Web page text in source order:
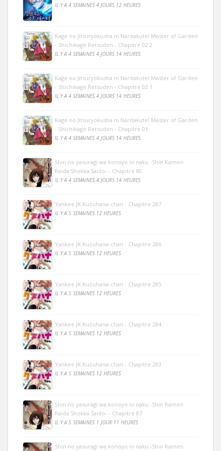
IL Y A 4 SEMAINES 4 JOURS 12 HEURES
Kage no Jitsuryokusha ni Naritakute! Master of Garden
- Shichikage Retsuden - Chapitre 02.2
IL Y A 4 SEMAINES 4 JOURS 14 HEURES
Kage no Jitsuryokusha ni Naritakute! Master of Garden
- Shichikage Retsuden - Chapitre 02.1
IL Y A 4 SEMAINES 4 JOURS 14 HEURES
Kage no Jitsuryokusha ni Naritakute! Master of Garden
- Shichikage Retsuden - Chapitre 01
IL Y A 4 SEMAINES 4 JOURS 14 HEURES
Shin no yasuragi wa konoyo ni naku -Shin Kamen
Raida Shokka Saido- - Chapitre 80
IL Y A 4 SEMAINES 4 JOURS 14 HEURES
Yankee JK Kuzuhana-chan - Chapitre 287
IL Y A 5 SEMAINES 12 HEURES
Yankee JK Kuzuhana-chan - Chapitre 286
IL Y A 5 SEMAINES 12 HEURES
Yankee JK Kuzuhana-chan - Chapitre 285
IL Y A 5 SEMAINES 12 HEURES
Yankee JK Kuzuhana-chan - Chapitre 284
IL Y A 5 SEMAINES 12 HEURES
Yankee JK Kuzuhana-chan - Chapitre 283
IL Y A 5 SEMAINES 12 HEURES
Shin no yasuragi wa konoyo ni naku -Shin Kamen
Raida Shokka Saido- - Chapitre 87
IL Y A 5 SEMAINES 1 JOUR 11 HEURES
Shin no yasuragi wa konoyo ni naku -Shin Kamen